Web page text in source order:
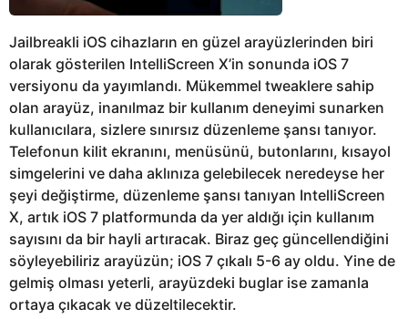
Jailbreakli iOS cihazların en güzel arayüzlerinden biri
olarak gösterilen IntelliScreen X’in sonunda iOS 7
versiyonu da yayımlandı. Mükemmel tweaklere sahip
olan arayüz, inanılmaz bir kullanım deneyimi sunarken
kullanıcılara, sizlere sınırsız düzenleme şansı tanıyor.
Telefonun kilit ekranını, menüsünü, butonlarını, kısayol
simgelerini ve daha aklınıza gelebilecek neredeyse her
şeyi değiştirme, düzenleme şansı tanıyan IntelliScreen
X, artık iOS 7 platformunda da yer aldığı için kullanım
sayısını da bir hayli artıracak. Biraz geç güncellendiğini
söyleyebiliriz arayüzün; iOS 7 çıkalı 5-6 ay oldu. Yine de
gelmiş olması yeterli, arayüzdeki buglar ise zamanla
ortaya çıkacak ve düzeltilecektir.